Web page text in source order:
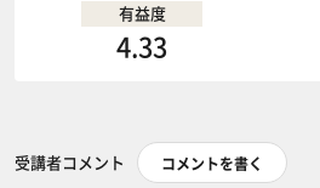
有益度
4.33
受講者コメント コメントを書く